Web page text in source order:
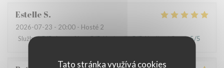
Tato stránka využívá cookies
Estelle S
2026-07-23 - 20:00 - Hosté 2
Služba:5/5 Atmosféra:5/5 Kuchyně:5/5 Kvalita / Cena:5/5